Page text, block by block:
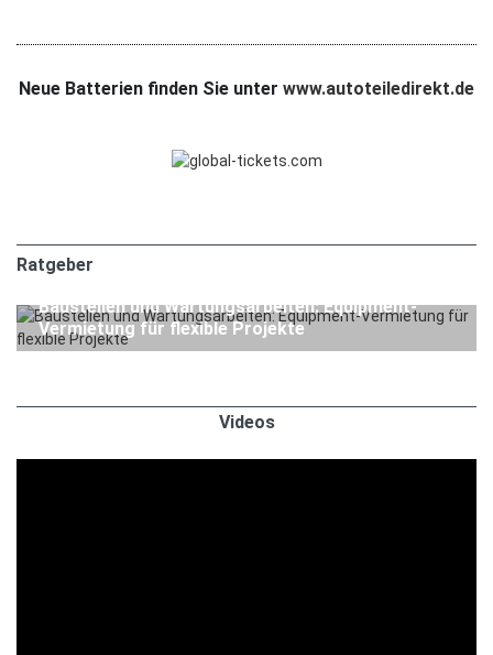
Neue Batterien finden Sie unter www.autoteiledirekt.de
Ratgeber
Ratgeber
Baustellen und Wartungsarbeiten: Equipment-
Vermietung für flexible Projekte
Videos